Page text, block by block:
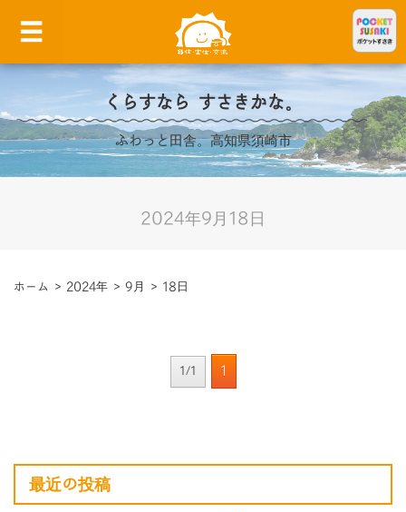
くらすなら すさきかな。
ふわっと田舎。高知県須崎市
2024年9月18日
ホーム > 2024年 > 9月 > 18日
1/1 1
最近の投稿